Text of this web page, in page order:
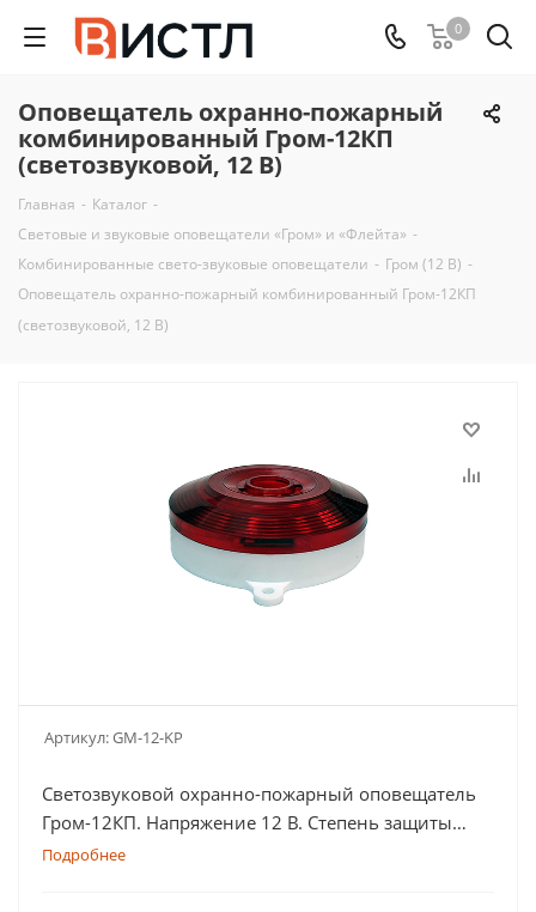
0
Оповещатель охранно-пожарный
комбинированный Гром-12КП
(светозвуковой, 12 В)
Главная - Каталог -
Световые и звуковые оповещатели «Гром» и «Флейта» -
Комбинированные свето-звуковые оповещатели - Гром (12 В) -
Оповещатель охранно-пожарный комбинированный Гром-12КП
(светозвуковой, 12 В)
Артикул:GM-12-KP
Светозвуковой охранно-пожарный оповещатель
Гром-12КП. Напряжение 12 В. Степень защиты
оболочки IP 56
Подробнее